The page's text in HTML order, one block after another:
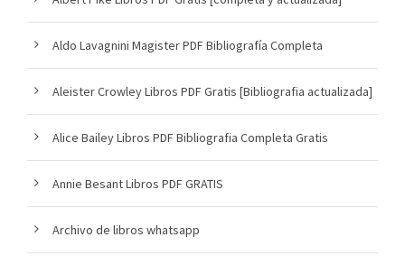
Aldo Lavagnini Magister PDF Bibliografía Completa
Aleister Crowley Libros PDF Gratis [Bibliografia actualizada]
Alice Bailey Libros PDF Bibliografia Completa Gratis
Annie Besant Libros PDF GRATIS
Archivo de libros whatsapp